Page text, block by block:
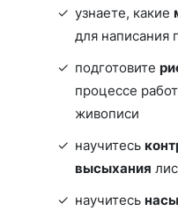
узнаете, какие
для написания
подготовите
процессе
живописи
научитесь
высыхания
научитесь